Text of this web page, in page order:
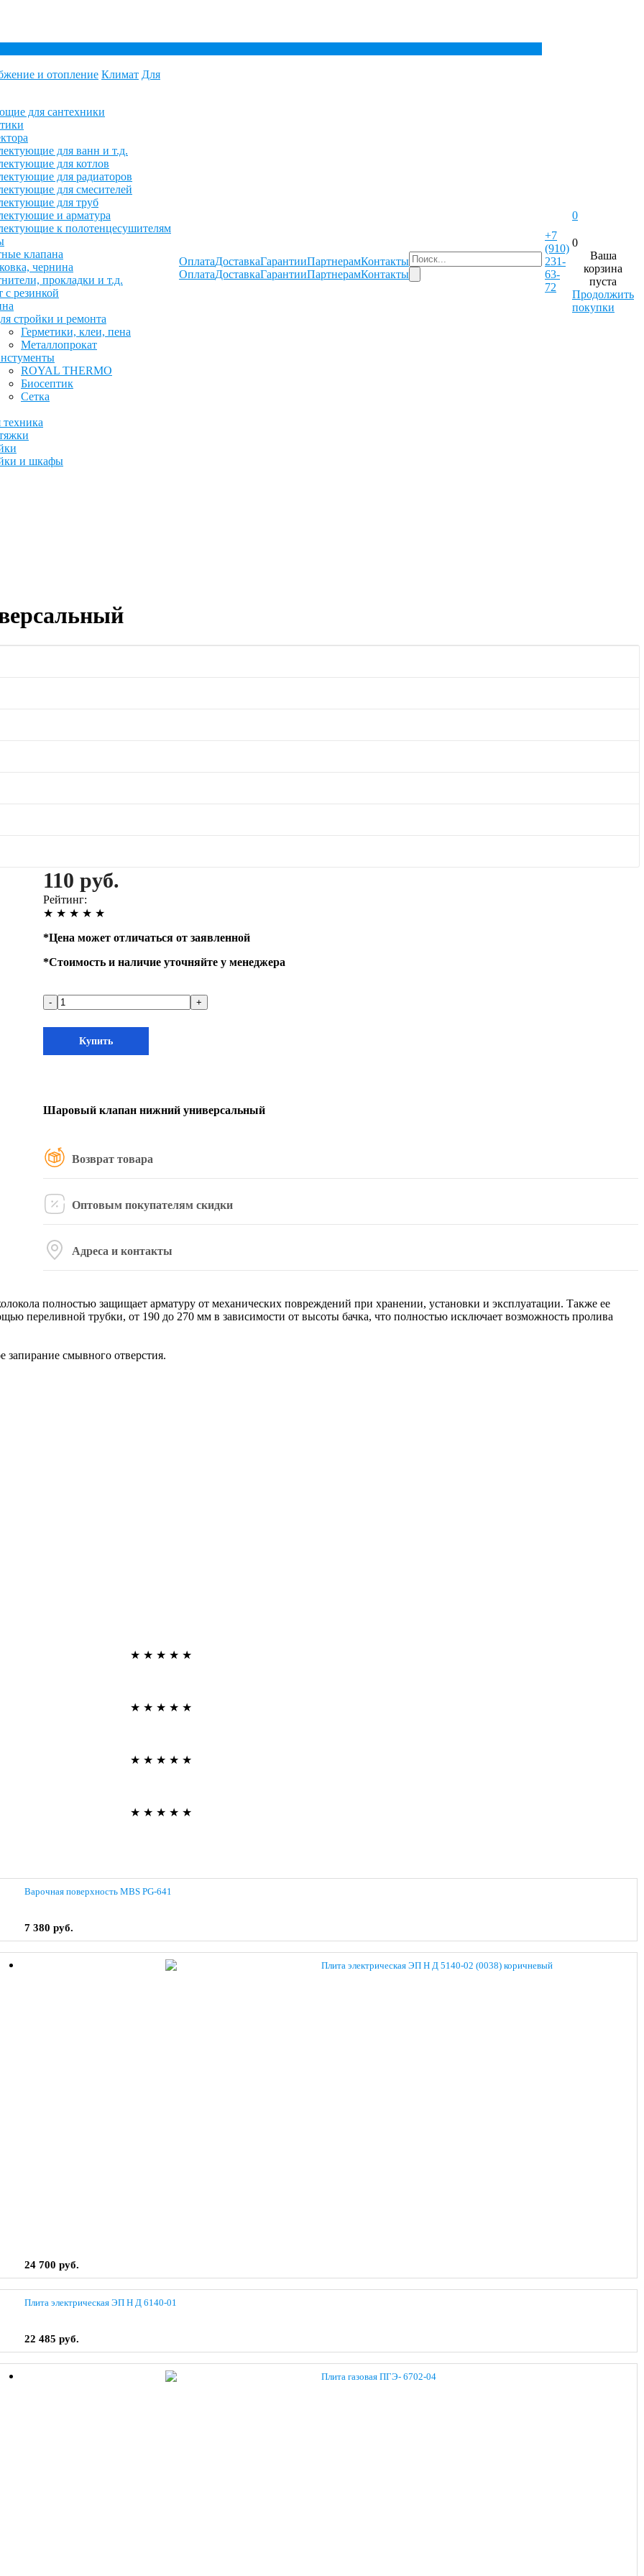
и отопление Климат Для
для сантехники
для ванн и т.д.
для котлов
для радиаторов
для смесителей
для труб
и арматура
к полотенцесушителям
клапана
чернина
прокладки и т.д.
с резинкой
стройки и ремонта
Герметики, клеи, пена
Металлопрокат
ROYAL THERMO
Биосептик
Сетка
техника
и шкафы
Оплата
Оплата
Доставка
Доставка
Гарантии
Гарантии
Партнерам
Партнерам
Контакты
Контакты
+7
(910)
231-
63-
72
0
0
Ваша
корзина
пуста
Продолжить
покупки
110 руб.
Рейтинг:
★ ★ ★ ★ ★
*Цена может отличаться от заявленной
*Стоимость и наличие уточняйте у менеджера
- +
Купить
Шаровый клапан нижний универсальный
Возврат товара
Оптовым покупателям скидки
Адреса и контакты
полностью защищает арматуру от механических повреждений при хранении, установки и эксплуатации. Также ее
переливной трубки, от 190 до 270 мм в зависимости от высоты бачка, что полностью исключает возможность пролива
смывного отверстия.
★ ★ ★ ★ ★
★ ★ ★ ★ ★
★ ★ ★ ★ ★
★ ★ ★ ★ ★
Варочная поверхность MBS PG-641
7 380 руб.
Плита электрическая ЭП Н Д 5140-02 (0038) коричневый
24 700 руб.
Плита электрическая ЭП Н Д 6140-01
22 485 руб.
Плита газовая ПГЭ- 6702-04